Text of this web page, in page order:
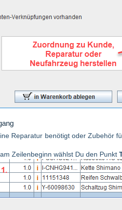
Reparatur benötigt oder Zubehör
Zeilenbeginn wählst Du den Punkt